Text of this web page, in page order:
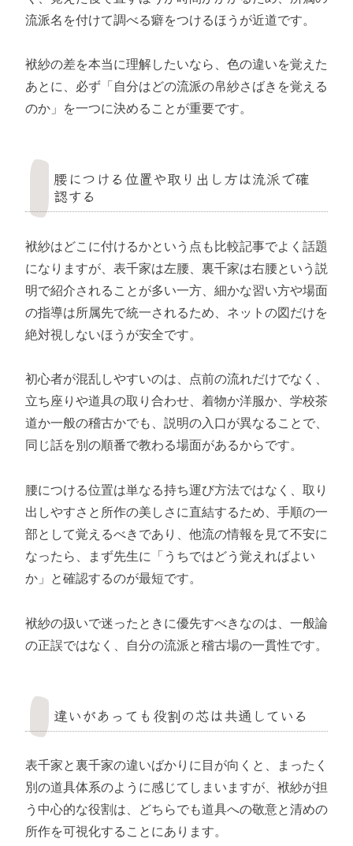
流派名を付けて調べる癖をつけるほうが近道です。
袱紗の差を本当に理解したいなら、色の違いを覚えた
あとに、必ず「自分はどの流派の帛紗さばきを覚える
のか」を一つに決めることが重要です。
腰につける位置や取り出し方は流派で確
認する
袱紗はどこに付けるかという点も比較記事でよく話題
になりますが、表千家は左腰、裏千家は右腰という説
明で紹介されることが多い一方、細かな習い方や場面
の指導は所属先で統一されるため、ネットの図だけを
絶対視しないほうが安全です。
初心者が混乱しやすいのは、点前の流れだけでなく、
立ち座りや道具の取り合わせ、着物か洋服か、学校茶
道か一般の稽古かでも、説明の入口が異なることで、
同じ話を別の順番で教わる場面があるからです。
腰につける位置は単なる持ち運び方法ではなく、取り
出しやすさと所作の美しさに直結するため、手順の一
部として覚えるべきであり、他流の情報を見て不安に
なったら、まず先生に「うちではどう覚えればよい
か」と確認するのが最短です。
袱紗の扱いで迷ったときに優先すべきなのは、一般論
の正誤ではなく、自分の流派と稽古場の一貫性です。
違いがあっても役割の芯は共通している
表千家と裏千家の違いばかりに目が向くと、まったく
別の道具体系のように感じてしまいますが、袱紗が担
う中心的な役割は、どちらでも道具への敬意と清めの
所作を可視化することにあります。